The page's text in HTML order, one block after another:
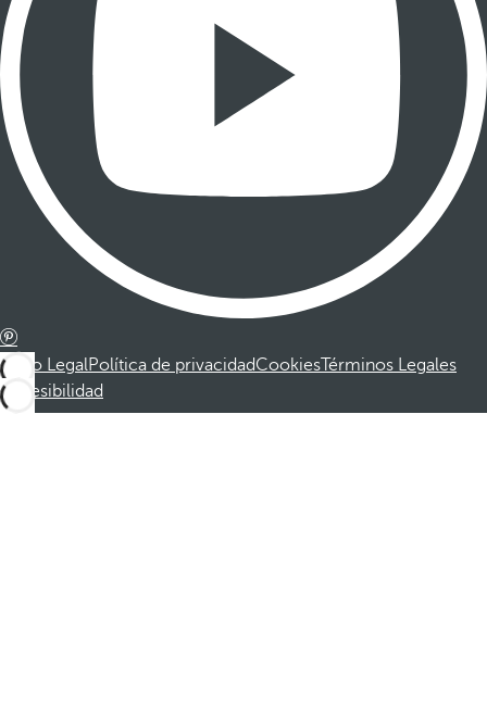
Aviso LegalPolítica de privacidadCookiesTérminos Legales
Accesibilidad